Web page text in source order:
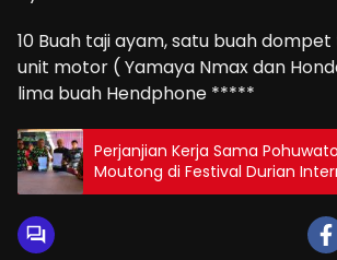
10 Buah taji ayam, satu buah
unit motor ( Yamaya Nmax dan
lima buah Hendphone *****
Perjanjian Kerja Sama
Moutong di Festival Durian